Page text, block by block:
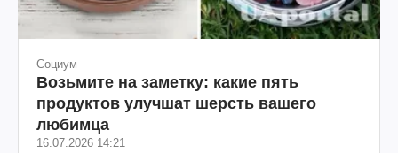
Социум
Возьмите на заметку: какие пять
продуктов улучшат шерсть вашего
любимца
16.07.2026 14:21